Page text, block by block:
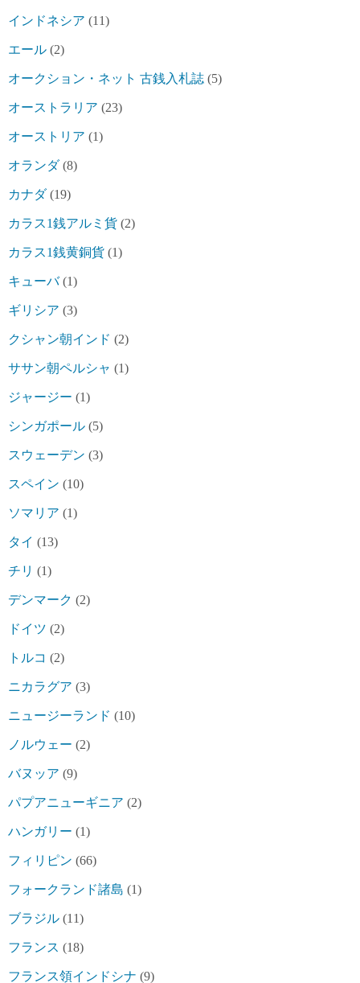
インドネシア (11)
エール (2)
オークション・ネット 古銭入札誌 (5)
オーストラリア (23)
オーストリア (1)
オランダ(8)
カナダ(19)
カラス1銭アルミ貨 (2)
カラス1銭黄銅貨 (1)
キューバ(1)
ギリシア (3)
クシャン朝インド (2)
ササン朝ペルシャ (1)
ジャージー (1)
シンガポール (5)
スウェーデン (3)
スペイン (10)
ソマリア (1)
タイ (13)
チリ (1)
デンマーク (2)
ドイツ (2)
トルコ (2)
ニカラグア (3)
ニュージーランド (10)
ノルウェー (2)
バヌッア (9)
パプアニューギニア (2)
ハンガリー (1)
フィリピン (66)
フォークランド諸島 (1)
ブラジル (11)
フランス (18)
フランス領インドシナ (9)